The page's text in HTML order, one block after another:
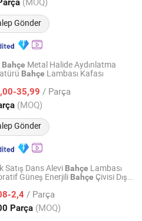
Gönder
Bahçe Metal Halide Aydınlatma
Bahçe Lambası Kafası
35,99 / Parça
(MOQ)
Gönder
Co., Ltd.
Fiyat 2022
Satış Dans Alevi Bahçe Lambası
Güneş Enerjili Bahçe Çivisi Dış
2,4 / Parça
Parça (MOQ)
Co., Ltd.
Fiyat 2025